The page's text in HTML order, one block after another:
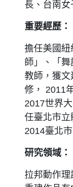
長、台南女
重要經歷：
擔任美國
師」、「
教師，獲文
修， 2011
2017世界
任臺北市
2014臺北
研究領域：
拉邦動作